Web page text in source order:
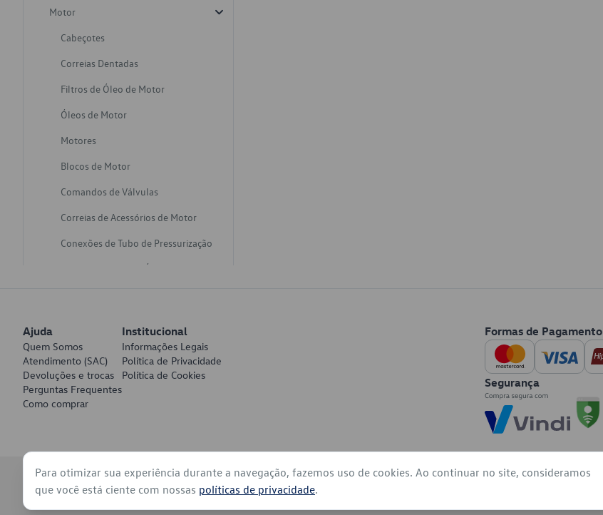
Motor
Cabeçotes
Correias Dentadas
Filtros de Óleo de Motor
Óleos de Motor
Motores
Blocos de Motor
Comandos de Válvulas
Correias de Acessórios de Motor
Conexões de Tubo de Pressurização
Varetas de Nivel de Óleo
Discos de Freio
Juntas de Bomba de Vácuo
Mangueiras de Vácuo de Servo
Pratos de Disco de Freio
Travas de Pastilha de Freio
Ajuda
Quem Somos
Atendimento (SAC)
Devoluções e trocas
Perguntas Frequentes
Como comprar
Institucional
Informações Legais
Política de Privacidade
Política de Cookies
Formas de Pagamento
Segurança
© 2026 - Volkswagen do Brasil - Todos os direitos reservados
Para otimizar sua experiência durante a navegação, fazemos uso de cookies. Ao continuar no site, consideramos
que você está ciente com nossas políticas de privacidade.